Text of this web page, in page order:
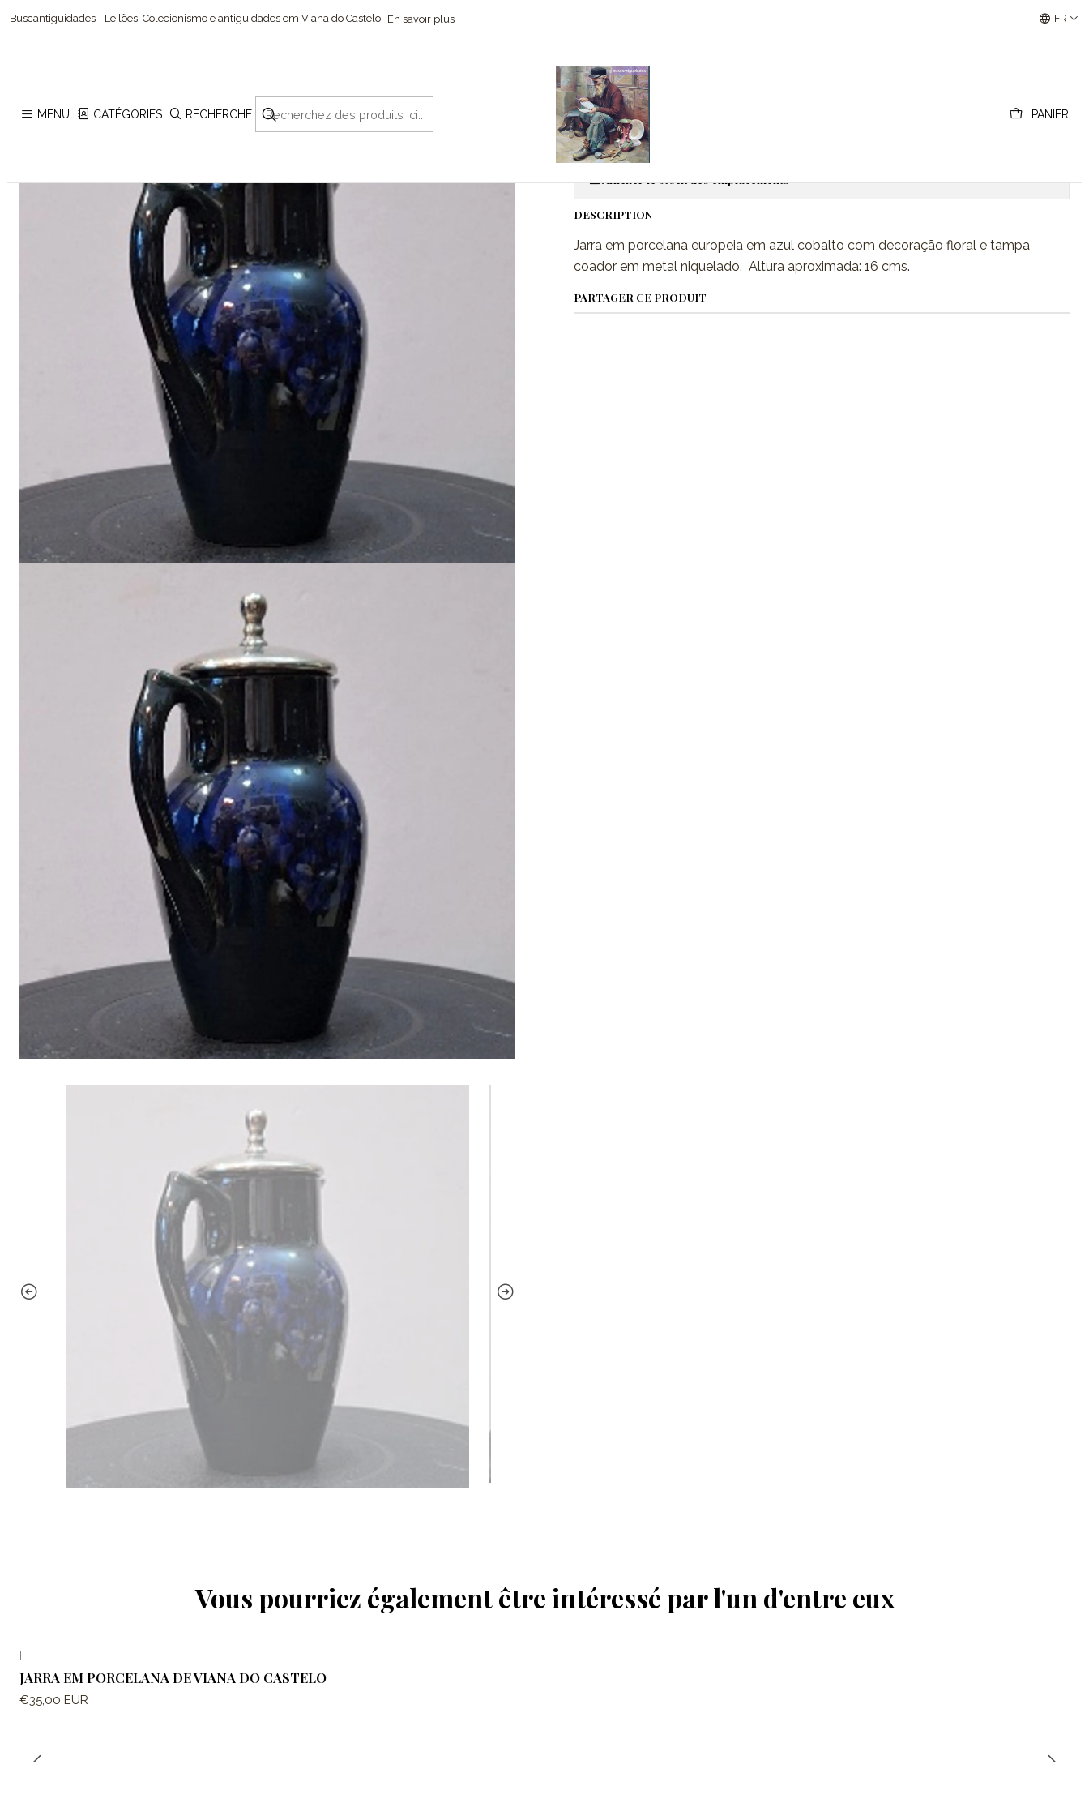
MENU CATÉGORIES RECHERCHE PANIER
Buscantiguidades - Leilões. Colecionismo e antiguidades em Viana do Castelo -En savoir plus Buscantiguidades - Leilões Colecionismo e FR
Accueil
Jarra com tampa em metal
Quantité
Afficher le stock des emplacements
DESCRIPTION
Jarra em porcelana europeia em azul cobalto com decoração floral e tampa
coador em metal niquelado. Altura aproximada: 16 cms.
PARTAGER CE PRODUIT
Vous pourriez également être intéressé par l'un d'entre eux
|
JARRA EM PORCELANA DE VIANA DO CASTELO
€35,00 EUR